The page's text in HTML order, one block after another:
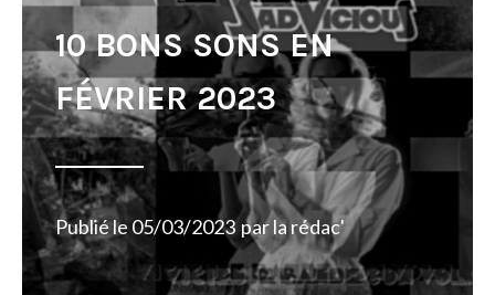
10 BONS SONS EN
FÉVRIER 2023
Publié le 05/03/2023 parla rédac'